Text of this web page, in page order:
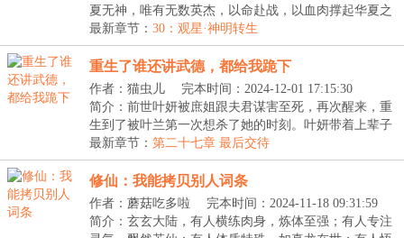
夏无神，唯有无数英杰，以命赴战，以血肉撑起华夏之
天...
最新章节： 30：观星·神明转生
重生了谁还讲武德，都给我跪下
作者：猫虫儿
完本时间：2024-12-01 17:15:30
简介：前世叶妍被庶姐跟夫君谋害至死，再次醒来，重
生到了被叶兰第一次想杀了她的时刻。叶妍带着上辈子
的...
最新章节： 第二十七章 最后交待
修仙：我能拷贝别人词条
作者：蘑菇吃多啦
完本时间：2024-11-18 09:31:59
简介：玄玄大陆，有人横练肉身，炼体至强；有人专注